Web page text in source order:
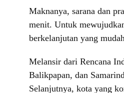
Maknanya, sarana dan
menit. Untuk
berkelanjutan yang
Melansir dari Rencana
Balikpapan, dan
Selanjutnya, kota yang